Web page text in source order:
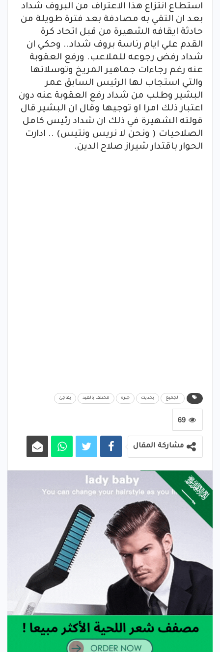
استطاع انتزاع هذا الاعتراف من البروف شداد
بعد ان التقي به مصادفة بعد فترة طويلة من
حادثة ايقافه الشهيرة من قبل اتحاد كرة
القدم علي ايام رئاسة بروف شداد.. وحكي ان
شداد رفض رجوعه للملاعب. ورفع العقوبة
عنه رغم رجاءات جماهير المريخ وتوسلاتها
والتي استجاب لها الرئيس السابق عمر
البشير وطلب من شداد رفع العقوبة عنه دون
اعتبار ذلك امرا او توجيها وقال ان البشير قال
قولته الشهيرة في ذلك ان شداد رئيس كامل
الصلاحيات ( ونحن لا نريس ونتيس) .. ادارت
الحوار باقتدار شيراز صلاح الدين.
الجميع بحديث جبرة مختلف بالعيد يفاجئ
69
مشاركة المقال